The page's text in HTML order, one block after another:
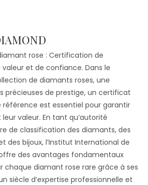
rose : Certification de
et de confiance. Dans le
de diamants roses, une
précieuses de prestige, un certificat
est essentiel pour garantir
valeur. En tant qu’autorité
de classification des diamants, des
des bijoux, l’Institut International de
des avantages fondamentaux
chaque diamant rose rare grâce à ses
siècle d’expertise professionnelle et